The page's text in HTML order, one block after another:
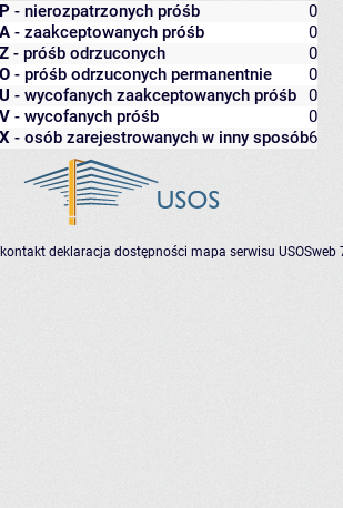
P - nierozpatrzonych próśb
0
A - zaakceptowanych próśb
0
Z - próśb odrzuconych
0
O - próśb odrzuconych permanentnie
0
U - wycofanych zaakceptowanych próśb
0
V - wycofanych próśb
0
X - osób zarejestrowanych w inny sposób6
kontakt deklaracja dostępności mapa serwisu USOSweb